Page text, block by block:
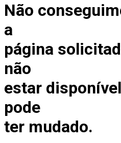
Não
a
página
não
estar
pode
ter mudado.